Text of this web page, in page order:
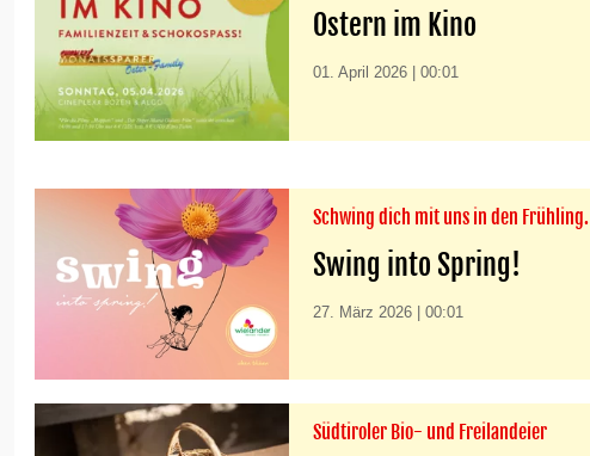
Ostern im Kino
01. April 2026 | 00:01
Schwing dich mit uns in den Frühling.
Swing into Spring!
27. März 2026 | 00:01
Südtiroler Bio- und Freilandeier